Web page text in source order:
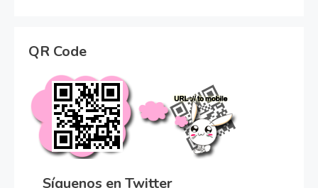
QR Code
Síguenos en Twitter